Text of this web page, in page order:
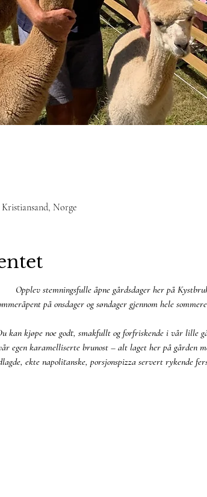
Kristiansand, Norge
Opplev stemningsfulle åpne gårdsdager her på
på onsdager og søndager gjennom hele
kan kjøpe noe godt, smakfullt og forfriskende i vår lille
egen karamelliserte brunost – alt laget her på gården
ekte napolitanske, porsjonspizza servert rykende